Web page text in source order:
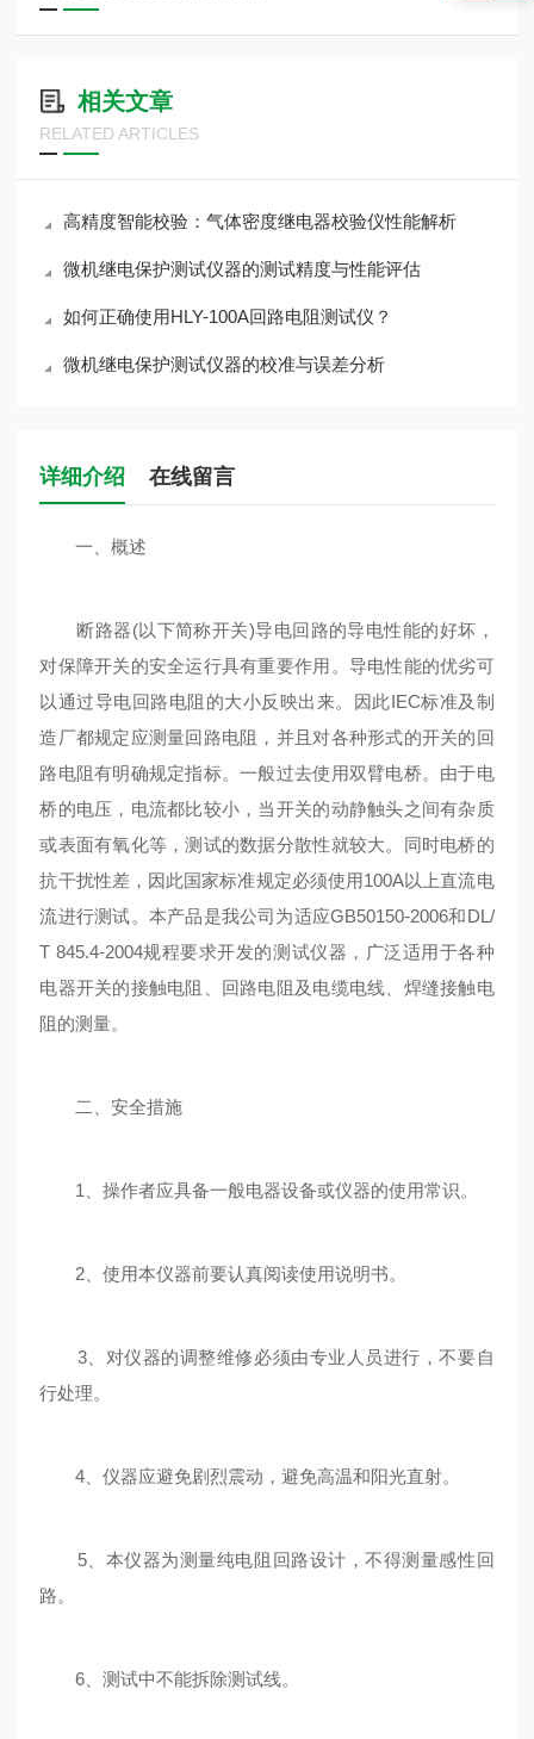
相关文章
RELATED ARTICLES
高精度智能校验：气体密度继电器校验仪性能解析
微机继电保护测试仪器的测试精度与性能评估
如何正确使用HLY-100A回路电阻测试仪？
微机继电保护测试仪器的校准与误差分析
详细介绍 在线留言
一、概述
断路器(以下简称开关)导电回路的导电性能的好坏，
对保障开关的安全运行具有重要作用。导电性能的优劣可
以通过导电回路电阻的大小反映出来。因此IEC标准及制
造厂都规定应测量回路电阻，并且对各种形式的开关的回
路电阻有明确规定指标。一般过去使用双臂电桥。由于电
桥的电压，电流都比较小，当开关的动静触头之间有杂质
或表面有氧化等，测试的数据分散性就较大。同时电桥的
抗干扰性差，因此国家标准规定必须使用100A以上直流电
流进行测试。本产品是我公司为适应GB50150-2006和DL/
T 845.4-2004规程要求开发的测试仪器，广泛适用于各种
电器开关的接触电阻、回路电阻及电缆电线、焊缝接触电
阻的测量。
二、安全措施
1、操作者应具备一般电器设备或仪器的使用常识。
2、使用本仪器前要认真阅读使用说明书。
3、对仪器的调整维修必须由专业人员进行，不要自
行处理。
4、仪器应避免剧烈震动，避免高温和阳光直射。
5、本仪器为测量纯电阻回路设计，不得测量感性回
路。
6、测试中不能拆除测试线。